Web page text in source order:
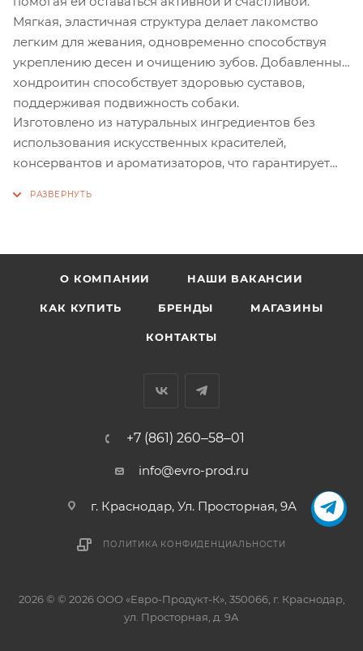
Мягкая, эластичная структура делает лакомство
легким для жевания, одновременно способствуя
укреплению десен и очищению зубов. Добавленный
хондроитин способствует здоровью суставов,
поддерживая подвижность собаки.
Изготовлено из натуральных ингредиентов без
использования искусственных красителей,
консервантов и ароматизаторов, что гарантирует
О КОМПАНИИ НАШИ ВАКАНСИИ
КАК КУПИТЬ БРЕНДЫ МАГАЗИНЫ
КОНТАКТЫ
+7 (861) 260‒58‒01
info@evro-prod.ru
г. Краснодар, ​Ул. Просторная, 9А
ПОЛИТИКА КОНФИДЕНЦИАЛЬНОСТИ
2026 © © 2026 ООО «Евро-Продукт-К», 350066, г. Краснодар,
ул. Просторная, д. 9А